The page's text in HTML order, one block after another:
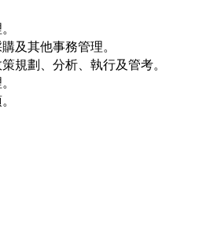
及其他事務管理。
規劃、分析、執行及管考。